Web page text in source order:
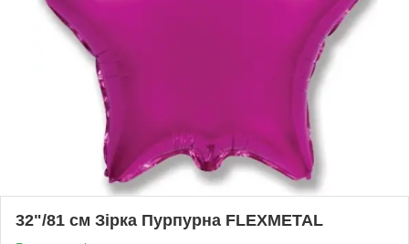
32"/81 см Зірка Пурпурна FLEXMETAL